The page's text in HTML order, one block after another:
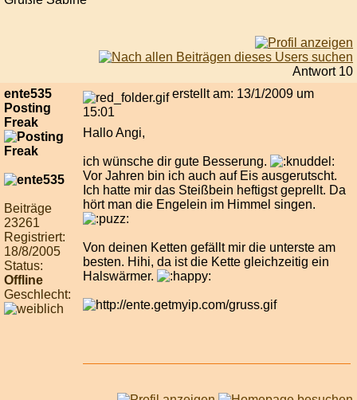
Antwort 10
ente535
Posting
Freak
Beiträge
23261
Registriert:
18/8/2005
Status:
Offline
Geschlecht:
erstellt am: 13/1/2009 um
15:01
Hallo Angi,
ich wünsche dir gute Besserung.
Vor Jahren bin ich auch auf Eis ausgerutscht.
Ich hatte mir das Steißbein heftigst geprellt. Da
hört man die Engelein im Himmel singen.
Von deinen Ketten gefällt mir die unterste am
besten. Hihi, da ist die Kette gleichzeitig ein
Halswärmer.